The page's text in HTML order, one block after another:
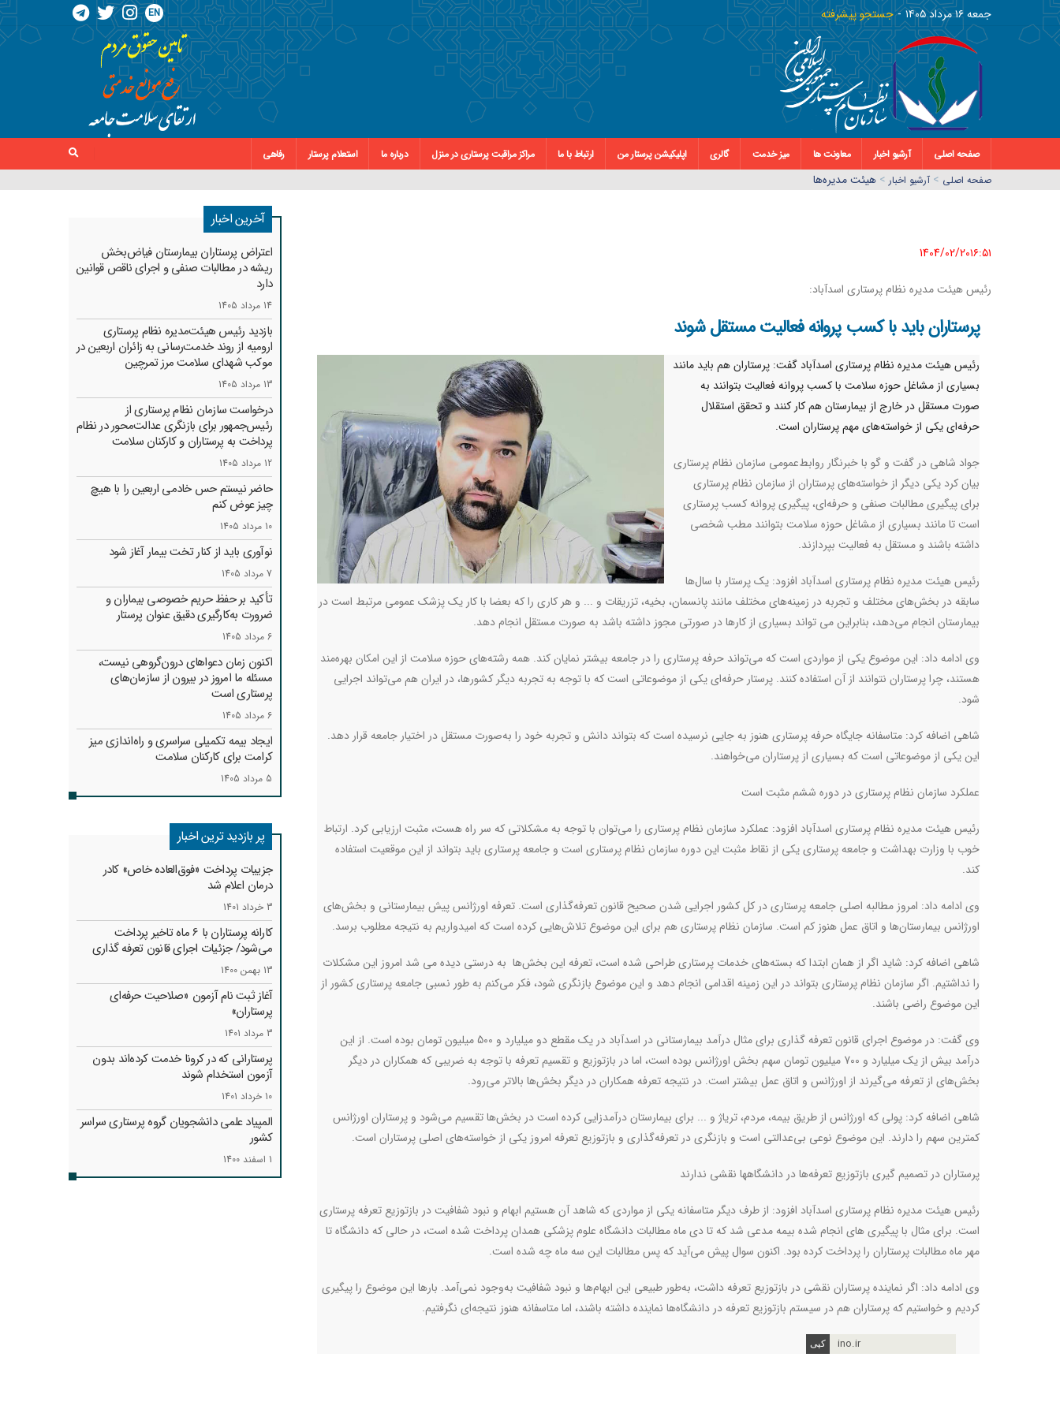
جمعه ١٦ مرداد ١٤٠٥ جستجو پیشرفته EN
صفحه اصلی آرشیو اخبار معاونت ها میز خدمت گالری اپلیکیشن پرستار من ارتباط با ما مراکز مراقبت پرستاری در منزل درباره ما استعلام پرستار
رفاهی
صفحه اصلي > آرشیو اخبار > هیئت مدیره‌ها
1404/02/20١٦:٥١
رئیس هیئت مدیره نظام پرستاری اسدآباد:
پرستاران باید با کسب پروانه فعالیت مستقل شوند
رئیس هیئت مدیره نظام پرستاری اسدآباد گفت: پرستاران هم باید مانند
بسیاری از مشاغل حوزه سلامت با کسب پروانه فعالیت بتوانند به
صورت مستقل در خارج از بیمارستان هم کار کنند و تحقق استقلال
حرفه‌ای یکی از خواسته‌های مهم پرستاران است.
جواد شاهی در گفت و گو با خبرنگار روابط‌عمومی سازمان نظام پرستاری
بیان کرد یکی دیگر از خواسته‌های پرستاران از سازمان نظام پرستاری
برای پیگیری مطالبات صنفی و حرفه‌ای، پیگیری پروانه کسب پرستاری
است تا مانند بسیاری از مشاغل حوزه سلامت بتوانند مطب شخصی
داشته باشند و مستقل به فعالیت بپردازند.
رئیس هیئت مدیره نظام پرستاری اسدآباد افزود:‌ یک پرستار با سال‌ها
سابقه در بخش‌های مختلف و تجربه در زمینه‌های مختلف مانند پانسمان، بخیه، تزریقات و ... و هر کاری را که بعضا با کار یک پزشک عمومی مرتبط است در
بیمارستان انجام می‌دهد، بنابراین می تواند بسیاری از کارها در صورتی مجوز داشته باشد به صورت مستقل انجام دهد.
وی ادامه داد: این موضوع یکی از مواردی است که می‌تواند حرفه پرستاری را در جامعه بیشتر نمایان کند. همه رشته‌های حوزه سلامت از این امکان بهره‌مند
هستند، چرا پرستاران نتوانند از آن استفاده کنند. پرستار حرفه‌ای یکی از موضوعاتی است که با توجه به تجربه‌ دیگر کشورها، در ایران هم می‌تواند اجرایی
شود.
شاهی اضافه کرد:‌ متاسفانه جایگاه حرفه پرستاری هنوز به جایی نرسیده است که بتواند دانش و تجربه خود را به‌صورت مستقل در اختیار جامعه قرار دهد.
این یکی از موضوعاتی است که بسیاری از پرستاران می‌خواهند.
عملکرد سازمان نظام پرستاری در دوره ششم مثبت است
رئیس هیئت مدیره نظام پرستاری اسدآباد افزود: عملکرد سازمان نظام پرستاری را می‌توان با توجه به مشکلاتی که سر راه هست، مثبت ارزیابی کرد. ارتباط
خوب با وزارت بهداشت و جامعه پرستاری یکی از نقاط مثبت این دوره سازمان نظام پرستاری است و جامعه پرستاری باید بتواند از این موقعیت استفاده
کند.
وی ادامه داد: امروز مطالبه اصلی جامعه پرستاری در کل کشور اجرایی شدن صحیح قانون تعرفه‌گذاری است. تعرفه اورژانس پیش بیمارستانی و بخش‌های
اورژانس بیمارستان‌ها و اتاق عمل هنوز کم است. سازمان نظام پرستاری هم برای این موضوع تلاش‌هایی کرده است که امیدواریم به نتیجه مطلوب برسد.
شاهی اضافه کرد: شاید اگر از همان ابتدا که بسته‌های خدمات پرستاری طراحی شده است،‌ تعرفه این بخش‌ها به درستی دیده می شد امروز این مشکلات
را نداشتیم. اگر سازمان نظام پرستاری بتواند در این زمینه اقدامی انجام دهد و این موضوع بازنگری شود، فکر می‌کنم به طور نسبی جامعه پرستاری کشور از
این موضوع راضی باشند.
وی گفت‌: در موضوع اجرای قانون تعرفه گذاری برای مثال درآمد بیمارستانی در اسدآباد در یک مقطع دو میلیارد و 500 میلیون تومان بوده است. از این
درآمد بیش از یک میلیارد و 700 میلیون تومان سهم بخش اورژانس بوده است، اما در بازتوزیع و تقسیم تعرفه با توجه به ضریبی که همکاران در دیگر
بخش‌های از تعرفه می‌گیرند از اورژانس و اتاق عمل بیشتر است. در نتیجه تعرفه همکاران در دیگر بخش‌ها بالاتر می‌رود.
شاهی اضافه کرد: پولی که اورژانس از طریق بیمه، مردم، تریاژ و ... برای بیمارستان درآمدزایی کرده است در بخش‌ها تقسیم می‌شود و پرستاران اورژانس
کمترین سهم را دارند. این موضوع نوعی بی‌عدالتی است و بازنگری در تعرفه‌گذاری و بازتوزیع تعرفه امروز یکی از خواسته‌های اصلی پرستاران است.
پرستاران در تصمیم گیری بازتوزیع تعرفه‌ها در دانشگاهها نقشی ندارند
رئیس هیئت مدیره نظام پرستاری اسدآباد افزود: از طرف دیگر متاسفانه یکی از مواردی که شاهد آن هستیم ابهام و نبود شفافیت در بازتوزیع تعرفه پرستاری
است. برای مثال با پیگیری های انجام شده بیمه مدعی شد که تا دی ماه مطالبات دانشگاه علوم پزشکی همدان پرداخت شده است، در حالی که دانشگاه تا
مهر ماه مطالبات پرستاران را پرداخت کرده بود. اکنون سوال پیش می‌آید که پس مطالبات این سه ماه چه شده است.
وی ادامه داد: اگر نماینده پرستاران نقشی در بازتوزیع تعرفه داشت، به‌طور طبیعی این ابهام‌ها و نبود شفافیت به‌وجود نمی‌آمد. بارها این موضوع را پیگیری
کردیم و خواستیم که پرستاران هم در سیستم بازتوزیع تعرفه در دانشگاه‌ها نماینده‌ داشته باشند، اما متاسفانه هنوز نتیجه‌ای نگرفتیم.
ino.ir
آخرین اخبار
اعتراض پرستاران بیمارستان فیاض‌بخش
ریشه در مطالبات صنفی و اجرای ناقص قوانین
دارد
14 مرداد 1405
بازدید رئیس هیئت‌مدیره نظام پرستاری
ارومیه از روند خدمت‌رسانی به زائران اربعین در
موکب شهدای سلامت مرز تمرچین
13 مرداد 1405
درخواست سازمان نظام پرستاری از
رئیس‌جمهور برای بازنگری عدالت‌محور در نظام
پرداخت به پرستاران و کارکنان سلامت
12 مرداد 1405
حاضر نیستم حس خادمی اربعین را با هیچ
چیز عوض کنم
10 مرداد 1405
نوآوری باید از کنار تخت بیمار آغاز شود
7 مرداد 1405
تأکید بر حفظ حریم خصوصی بیماران و
ضرورت به‌کارگیری دقیق عنوان پرستار
6 مرداد 1405
اکنون زمان دعواهای درون‌گروهی نیست،
مسئله ما امروز در بیرون از سازمان‌های
پرستاری است
6 مرداد 1405
ایجاد بیمه تکمیلی سراسری و راه‌اندازی میز
کرامت برای کارکنان سلامت
5 مرداد 1405
پر بازدید ترین اخبار
جزییات پرداخت «فوق‌العاده خاص» کادر
درمان اعلام شد
3 خرداد 1401
کارانه‌ پرستاران با 6 ماه تاخیر پرداخت
می‌شود/ جزئیات اجرای قانون تعرفه گذاری
13 بهمن 1400
آغاز ثبت نام آزمون «صلاحیت حرفه‌ای
پرستاران»
3 مرداد 1401
پرستارانی که در کرونا خدمت کرد‌ه‌اند بدون
آزمون استخدام شوند
10 خرداد 1401
المپیاد علمی دانشجویان گروه پرستاری سراسر
کشور
1 اسفند 1400